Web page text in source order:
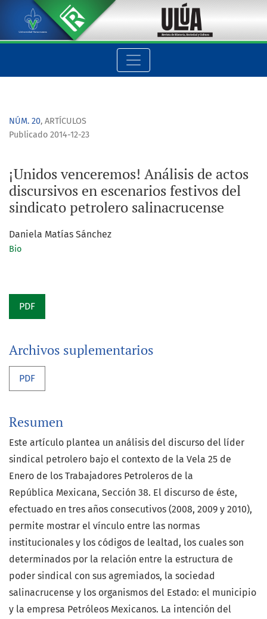
¡Unidos venceremos! Análisis de actos discursivos en
NÚM. 20, ARTÍCULOS
¡Unidos venceremos! Análisis de actos
discursivos en escenarios festivos del
sindicato petrolero salinacrucense
Publicado 2014-12-23
Daniela Matías Sánchez
Bio
PDF
Archivos suplementarios
PDF
Resumen
Este artículo plantea un análisis del discurso del líder
sindical petrolero bajo el contexto de la Vela 25 de
Enero de los Trabajadores Petroleros de la
República Mexicana, Sección 38. El discurso de éste,
efectuado en tres años consecutivos (2008, 2009 y 2010),
permite mostrar el vínculo entre las normas
institucionales y los códigos de lealtad, los cuales son
determinados por la relación entre la estructura de
poder sindical con sus agremiados, la sociedad
salinacrucense y los organismos del Estado: el municipio
y la empresa Petróleos Mexicanos. La intención del